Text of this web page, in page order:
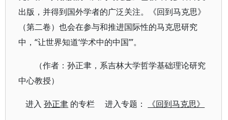
出版，并得到国外学者的广泛关注。《回到马克思》
（第二卷）也会在参与和推进国际性的马克思研究
中，“让世界知道‘学术中的中国’”。
（作者：孙正聿，系吉林大学哲学基础理论研究
中心教授）
进入孙正聿 的专栏 进入专题： 《回到马克思》